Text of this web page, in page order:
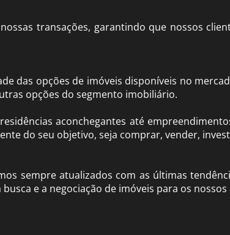
transações, garantindo que nossos
das opções de imóveis disponíveis no
opções do segmento imobiliário.
aconchegantes até
do seu objetivo, seja comprar, vender,
sempre atualizados com as últimas
e a negociação de imóveis para os nossos